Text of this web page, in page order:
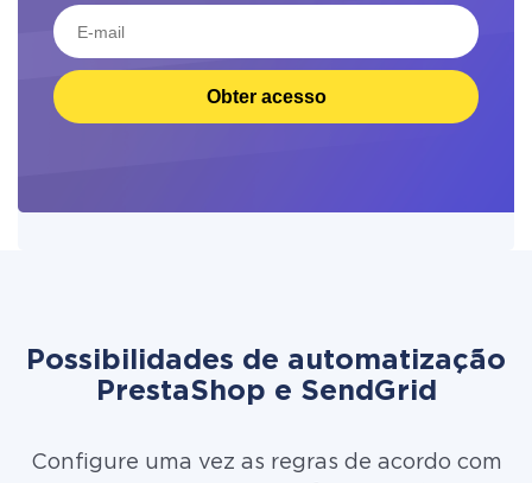
Obter acesso
Possibilidades de automatização
PrestaShop e SendGrid
Configure uma vez as regras de acordo com